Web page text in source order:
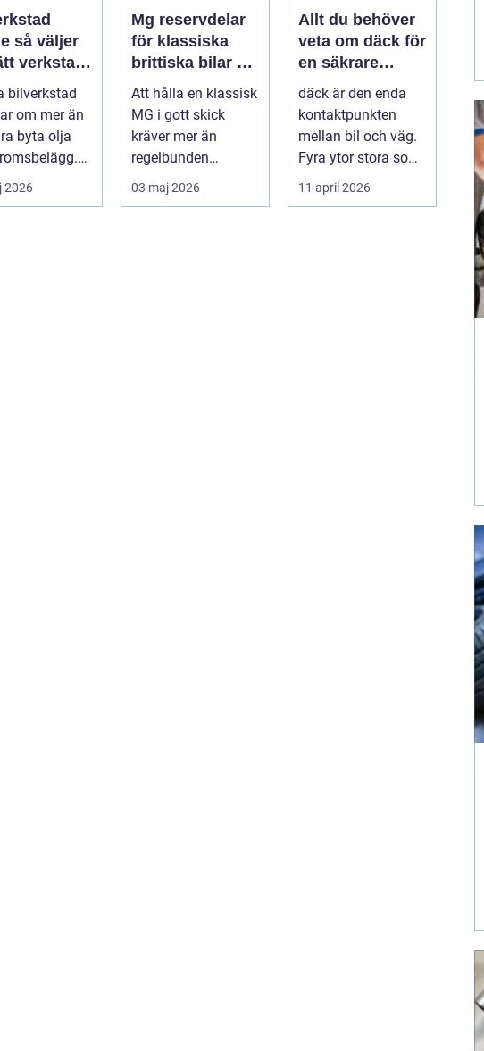
verkstad
bil
bilverkstad
om mer än
byta olja
är bilen
2026
Mg reservdelar
för klassiska
brittiska bilar så
hittar du rätt
delar
Att hålla en klassisk
MG i gott skick
kräver mer än
regelbunden
service. Ägaren
behöver också ha
03 maj 2026
Allt du behöver
veta om däck för
en säkrare
bilresa
däck är den enda
kontaktpunkten
mellan bil och väg.
Fyra ytor stora som
fyra handflator
avgör bromss...
11 april 2026